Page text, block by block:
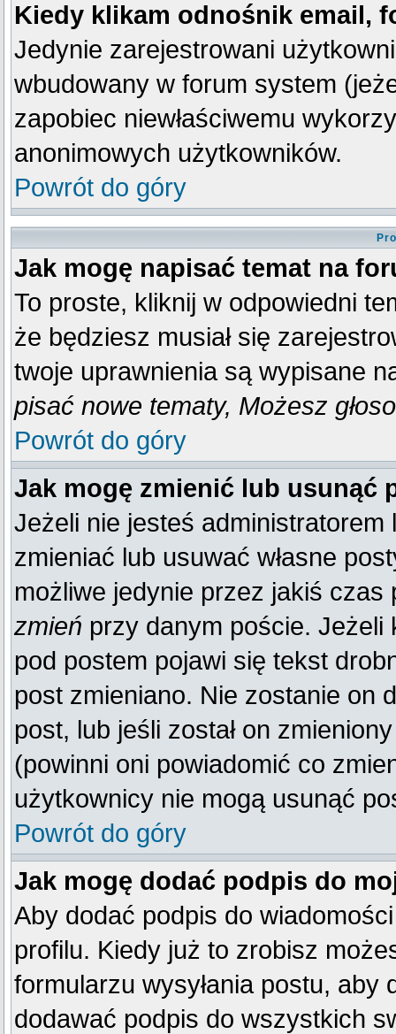
Kiedy klikam odnośnik email,
Jedynie zarejestrowani
wbudowany w forum system
zapobiec niewłaściwemu
anonimowych użytkowników.
Powrót do góry
Jak mogę napisać temat na
To proste, kliknij w odpowiedni
że będziesz musiał się
twoje uprawnienia są wypisane
pisać nowe tematy, Możesz
Powrót do góry
Jak mogę zmienić lub usunąć
Jeżeli nie jesteś
zmieniać lub usuwać własne
możliwe jedynie przez jakiś
zmień przy danym poście. Jeżeli
pod postem pojawi się tekst
post zmieniano. Nie zostanie on
post, lub jeśli został on
(powinni oni powiadomić co
użytkownicy nie mogą usunąć
Powrót do góry
Jak mogę dodać podpis do
Aby dodać podpis do
profilu. Kiedy już to zrobisz
formularzu wysyłania postu,
dodawać podpis do wszystkich